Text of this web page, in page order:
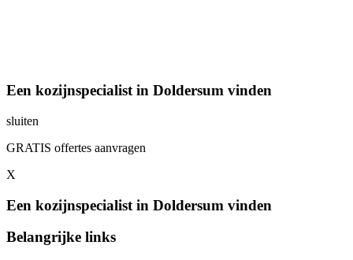
Een kozijnspecialist in Doldersum vinden
sluiten
GRATIS offertes aanvragen
X
Een kozijnspecialist in Doldersum vinden
Belangrijke links